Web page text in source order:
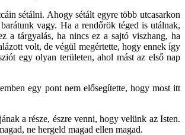
sétálni. Ahogy sétált egyre több utcasarkon
vagy. Ha a rendőrök téged is utálnak,
a tárgyalás, ha nincs ez a sajtó viszhang, ha
volt, de végül megértette, hogy ennek így
egy olyan területen, ahol mást az első nap
egy pont nem elősegítette, hogy most itt
a része, észre venni, hogy velünk az Isten.
ne hergeld magad ellen magad.